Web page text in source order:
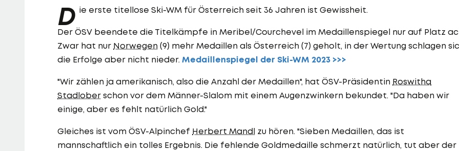
D ie erste titellose Ski-WM für Österreich seit 36 Jahren ist Gewissheit.
Der ÖSV beendete die Titelkämpfe in Meribel/Courchevel im Medaillenspiegel nur auf Platz
Zwar hat nur Norwegen (9) mehr Medaillen als Österreich (7) geholt, in der Wertung schlagen
die Erfolge aber nicht nieder. Medaillenspiegel der Ski-WM 2023 >>>
"Wir zählen ja amerikanisch, also die Anzahl der Medaillen", hat ÖSV-Präsidentin Roswitha
Stadlober schon vor dem Männer-Slalom mit einem Augenzwinkern bekundet. "Da haben wir
einige, aber es fehlt natürlich Gold."
Gleiches ist vom ÖSV-Alpinchef Herbert Mandl zu hören. "Sieben Medaillen, das ist
mannschaftlich ein tolles Ergebnis. Die fehlende Goldmedaille schmerzt natürlich, tut aber der